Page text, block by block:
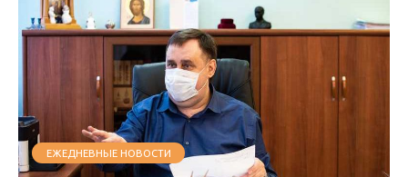
ЕЖЕДНЕВНЫЕ НОВОСТИ